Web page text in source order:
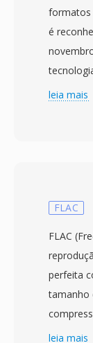
formatos
é
sobre a
que
desde
longo
leia mais
FLAC
FLAC
perfeita
tamanho
leia mais